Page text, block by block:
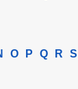
O P Q R S